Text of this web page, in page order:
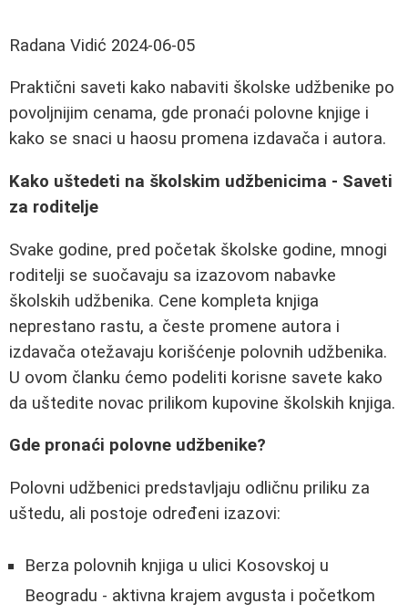
Radana Vidić 2024-06-05
Praktični saveti kako nabaviti školske udžbenike po
povoljnijim cenama, gde pronaći polovne knjige i
kako se snaci u haosu promena izdavača i autora.
Kako uštedeti na školskim udžbenicima - Saveti
za roditelje
Svake godine, pred početak školske godine, mnogi
roditelji se suočavaju sa izazovom nabavke
školskih udžbenika. Cene kompleta knjiga
neprestano rastu, a česte promene autora i
izdavača otežavaju korišćenje polovnih udžbenika.
U ovom članku ćemo podeliti korisne savete kako
da uštedite novac prilikom kupovine školskih knjiga.
Gde pronaći polovne udžbenike?
Polovni udžbenici predstavljaju odličnu priliku za
uštedu, ali postoje određeni izazovi:
Berza polovnih knjiga u ulici Kosovskoj u
Beogradu - aktivna krajem avgusta i početkom